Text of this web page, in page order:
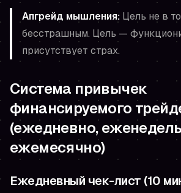
Апгрейд мышления: Цель не в
бесстрашным. Цель —
присутствует страх.
Система привычек
финансируемого
(ежедневно,
ежемесячно)
Ежедневный чек-лист (10